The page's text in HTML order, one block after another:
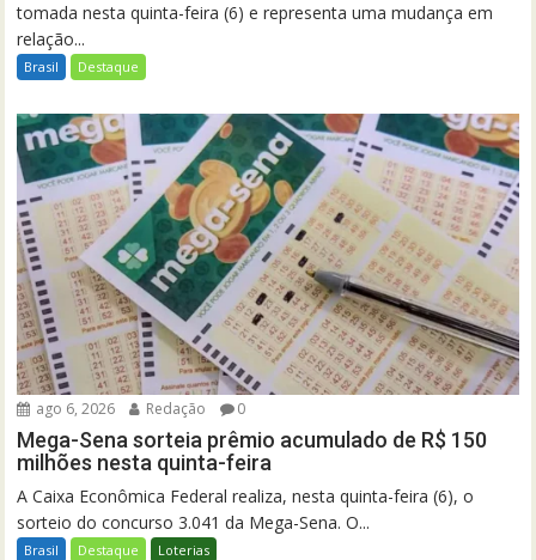
tomada nesta quinta-feira (6) e representa uma mudança em
relação...
Brasil Destaque
ago 6, 2026 Redação 0
Mega-Sena sorteia prêmio acumulado de R$ 150
milhões nesta quinta-feira
A Caixa Econômica Federal realiza, nesta quinta-feira (6), o
sorteio do concurso 3.041 da Mega-Sena. O...
Brasil Destaque Loterias